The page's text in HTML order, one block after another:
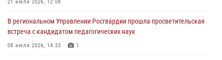
безопасности во время празднования Дня ВДВ
02 августа 2026, 13:28
21 июля 2026, 12:08
В региональном Управлении Росгвардии прошла просветительская
встреча с кандидатом педагогических наук
08 июля 2026, 14:33 1